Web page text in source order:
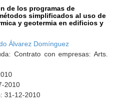
de los programas de
simplificados al uso de
y geotermia en edificios y
Álvarez Domínguez
Contrato con empresas: Arts.
2010
31-12-2010